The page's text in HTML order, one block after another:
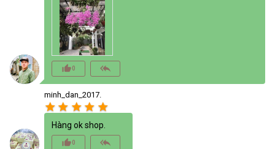
thumb_up_alt0 reply_all
minh_dan_2017.
star star star star star
Hàng ok shop.
thumb_up_alt0 reply_all